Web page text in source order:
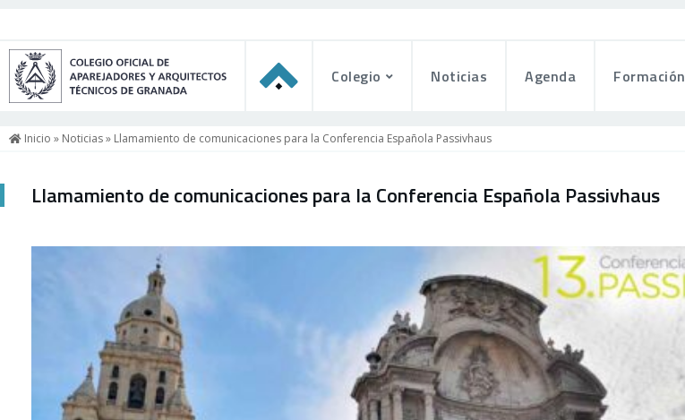
Colegio Noticias Agenda Formación
Inicio » Noticias» Llamamiento de comunicaciones para la Conferencia Española Passivhaus
Llamamiento de comunicaciones para la Conferencia Española Passivhaus